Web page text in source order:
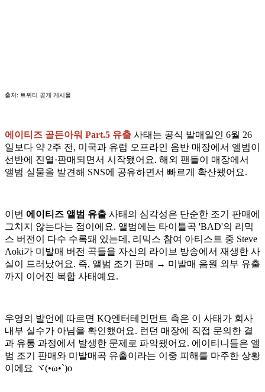
출처: 트위터 공개 게시물
에이티즈 골든아워 Part.5 유출 사태는 공식 발매일인 6월 26
일보다 약 2주 전, 미국과 유럽 오프라인 음반 매장에서 앨범이
선반에 진열·판매되면서 시작됐어요. 해외 팬들이 매장에서
앨범 실물을 발견해 SNS에 공유하면서 빠르게 확산됐어요.
이번 에이티즈 앨범 유출 사태의 심각성은 단순한 조기 판매에
그치지 않는다는 점이에요. 앨범에는 타이틀곡 'BAD'의 리믹
스 버전이 다수 수록돼 있는데, 리믹스 참여 아티스트 중 Steve
Aoki가 미발매 버전 곡들을 자신의 라이브 방송에서 재생한 사
실이 드러났어요. 즉, 앨범 조기 판매 → 미발매 음원 외부 유출
까지 이어진 복합 사태예요.
우영의 발언에 따르면 KQ엔터테인먼트 측은 이 사태가 회사
내부 실수가 아님을 확인했어요. 런던 매장에 직접 문의한 결
과 유통 과정에서 발생한 문제로 파악됐어요. 에이티니들은 앨
범 조기 판매와 미발매곡 유출이라는 이중 피해를 마주한 상황
이에요 ヾ(•ω•`)o